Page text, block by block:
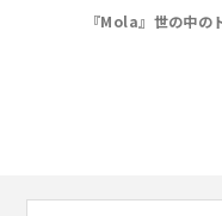
『Mola』世の中の